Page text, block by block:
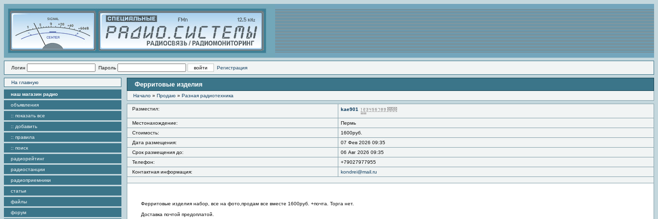
Логин Пароль Регистрация
На главную
наш магазин радио
объявления
:: показать все
:: добавить
:: правила
:: поиск
радиорейтинг
радиостанции
радиоприемники
статьи
файлы
форум
Ферритовые изделия
Начало » Продаю » Разная радиотехника
Разместил: kae901
Местонахождение:
Пермь
Стоимость:
1600руб.
Дата размещения:
07 Фев 2026 09:35
Срок размещения до:
06 Авг 2026 09:35
Телефон:
+79027977955
Контактная информация:
kondrei@mail.ru
Ферритовые изделия набор, все на фото,продам все вместе 1600руб. +почта. Торга нет.
Доставка почтой предоплатой.